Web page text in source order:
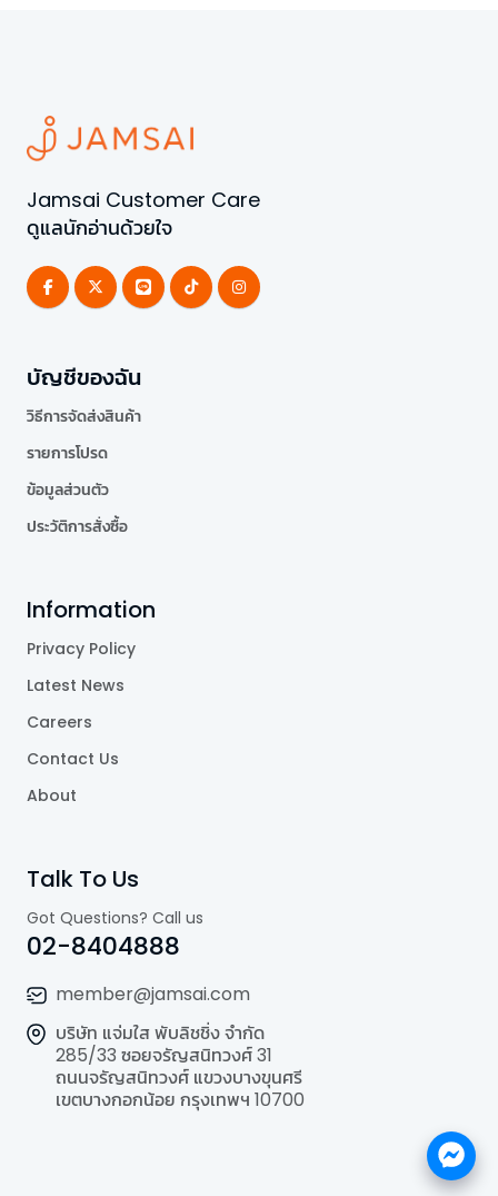
Jamsai Customer Care
ดูแลนักอ่านด้วยใจ
บัญชีของฉัน
วิธีการจัดส่งสินค้า
รายการโปรด
ข้อมูลส่วนตัว
ประวัติการสั่งซื้อ
Information
Privacy Policy
Latest News
Careers
Contact Us
About
Talk To Us
Got Questions? Call us
02-8404888
member@jamsai.com
บริษัท แจ่มใส พับลิชชิ่ง จำกัด
285/33 ซอยจรัญสนิทวงศ์ 31
ถนนจรัญสนิทวงศ์ แขวงบางขุนศรี
เขตบางกอกน้อย กรุงเทพฯ 10700